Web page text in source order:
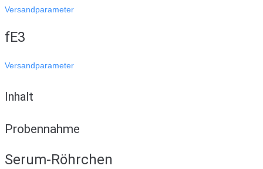
Versandparameter
fE3
Versandparameter
Inhalt
Probennahme
Serum-Röhrchen